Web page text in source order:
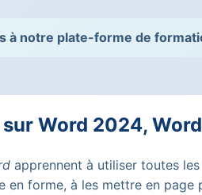
à notre plate-forme de
Word 2024,
apprennent à utiliser toutes les
en forme, à les mettre en